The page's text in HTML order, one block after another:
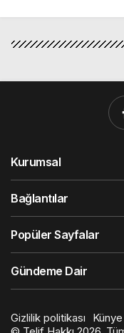
Kurumsal
Bağlantılar
Popüler Sayfalar
Gündeme Dair
Gizlilik politikası Künye